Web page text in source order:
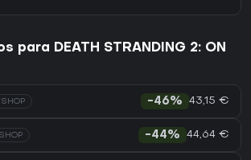
para DEATH STRANDING 2: ON
-46% 43,15 €
-44% 44,64 €